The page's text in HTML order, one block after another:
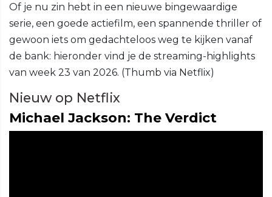
Of je nu zin hebt in een nieuwe bingewaardige
serie, een goede actiefilm, een spannende thriller of
gewoon iets om gedachteloos weg te kijken vanaf
de bank: hieronder vind je de streaming-highlights
van week 23 van 2026. (Thumb via Netflix)
Nieuw op Netflix
Michael Jackson: The Verdict